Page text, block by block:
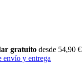
gratuito desde 54,90 €
envío y entrega